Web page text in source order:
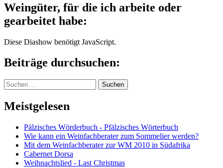
Weingüter, für die ich arbeite oder
gearbeitet habe:
Diese Diashow benötigt JavaScript.
Beiträge durchsuchen:
Suchen
nach:
Meistgelesen
Pälzisches Wörderbuch - Pfälzisches Wörterbuch
Wie kann ein Weinfachberater zum Sommelier werden?
Mit dem Weinfachberater zur WM 2010 in Südafrika
Cabernet Dorsa
Weihnachtslied - Last Christmas